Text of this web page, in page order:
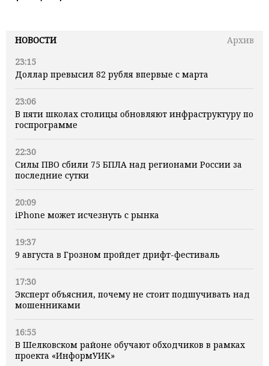
НОВОСТИ
Архив
23:15
Доллар превысил 82 рубля впервые с марта
23:06
В пяти школах столицы обновляют инфраструктуру по
госпрограмме
22:30
Силы ПВО сбили 75 БПЛА над регионами России за
последние сутки
20:09
iPhone может исчезнуть с рынка
19:37
9 августа в Грозном пройдет дрифт-фестиваль
17:30
Эксперт объяснил, почему не стоит подшучивать над
мошенниками
16:55
В Шелковском районе обучают обходчиков в рамках
проекта «ИнформУИК»